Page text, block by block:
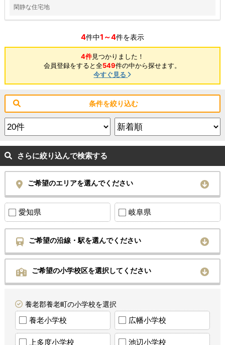
閑静な住宅地
4件中1～4件を表示
4件見つかりました！
会員登録をすると全549件の中から探せます。
今すぐ見る
条件を絞り込む
さらに絞り込んで検索する
ご希望のエリアを選んでください
愛知県 岐阜県
ご希望の沿線・駅を選んでください
ご希望の小学校区を選択してください
養老郡養老町の小学校を選択
養老小学校 広幡小学校
上多度小学校 池辺小学校